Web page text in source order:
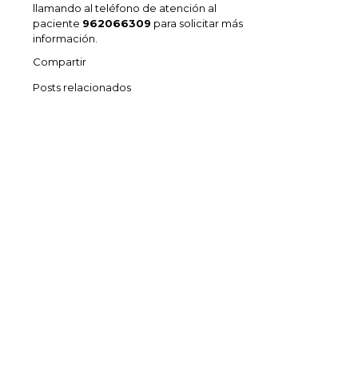
llamando al teléfono de atención al
paciente 962066309 para solicitar más
información.
Compartir
Posts relacionados